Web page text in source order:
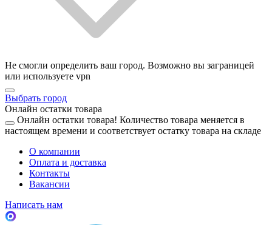
Не смогли определить ваш город. Возможно вы заграницей
или используете vpn
Выбрать город
Онлайн остатки товара
Онлайн остатки товара! Количество товара меняется в
настоящем времени и соответствует остатку товара на складе
О компании
Оплата и доставка
Контакты
Вакансии
Написать нам